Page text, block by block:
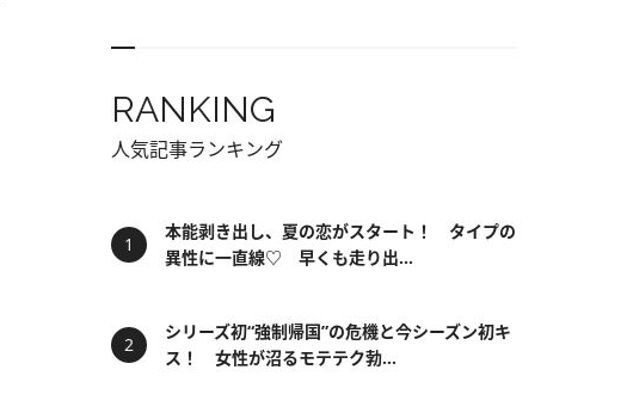
RANKING
人気記事ランキング
本能剥き出し、夏の恋がスタート！ タイプの
異性に一直線♡ 早くも走り出...
シリーズ初“強制帰国”の危機と今シーズン初キ
ス！ 女性が沼るモテテク勃...